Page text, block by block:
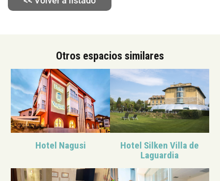
Otros espacios similares
Hotel Nagusi
Hotel Silken Villa de
Laguardia